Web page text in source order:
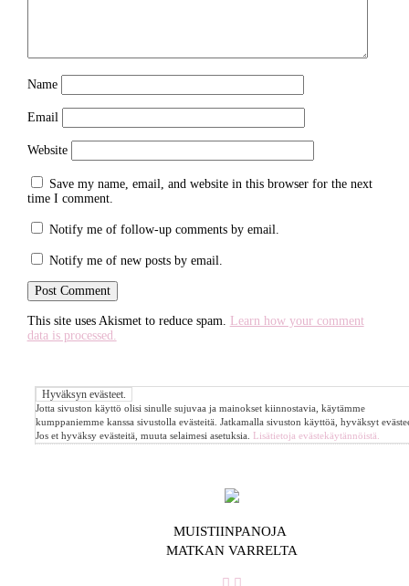
Name
Email
Website
Save my name, email, and website in this browser for the next
time I comment.
Notify me of follow-up comments by email.
Notify me of new posts by email.
This site uses Akismet to reduce spam. Learn how your comment
data is processed.
Jotta sivuston käyttö olisi sinulle sujuvaa ja mainokset kiinnostavia, käytämme
kumppaniemme kanssa sivustolla evästeitä. Jatkamalla sivuston käyttöä, hyväksyt
Jos et hyväksy evästeitä, muuta selaimesi asetuksia. Lisätietoja evästekäytännöistä.
MUISTIINPANOJA
MATKAN VARRELTA